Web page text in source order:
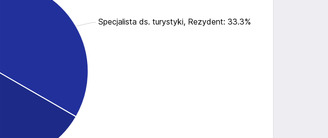
Specjalista ds. turystyki, Rezydent: 33.3%